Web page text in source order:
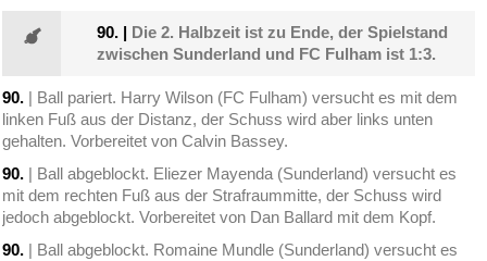
90. | Die 2. Halbzeit ist zu Ende, der Spielstand
zwischen Sunderland und FC Fulham ist 1:3.
90. | Ball pariert. Harry Wilson (FC Fulham) versucht es mit dem
linken Fuß aus der Distanz, der Schuss wird aber links unten
gehalten. Vorbereitet von Calvin Bassey.
90. | Ball abgeblockt. Eliezer Mayenda (Sunderland) versucht es
mit dem rechten Fuß aus der Strafraummitte, der Schuss wird
jedoch abgeblockt. Vorbereitet von Dan Ballard mit dem Kopf.
90. | Ball abgeblockt. Romaine Mundle (Sunderland) versucht es